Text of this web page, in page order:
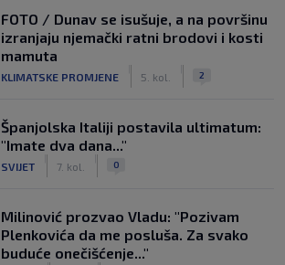
FOTO / Dunav se isušuje, a na površinu
izranjaju njemački ratni brodovi i kosti
mamuta
KLIMATSKE PROMJENE 5. kol. 2
Španjolska Italiji postavila ultimatum:
"Imate dva dana..."
SVIJET 7. kol. 0
Milinović prozvao Vladu: "Pozivam
Plenkovića da me posluša. Za svako
buduće onečišćenje..."